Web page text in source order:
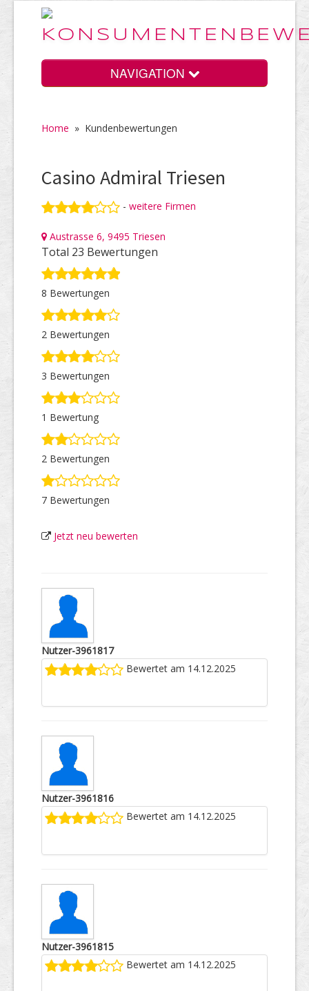
NAVIGATION
Home
Vorteile
Preise
HELP Awards
Top Firmen
Über uns
Home » Kundenbewertungen
Casino Admiral Triesen
- weitere Firmen
Austrasse 6, 9495 Triesen
Total 23 Bewertungen
8 Bewertungen
2 Bewertungen
3 Bewertungen
1 Bewertung
2 Bewertungen
7 Bewertungen
Jetzt neu bewerten
Nutzer-3961817
Bewertet am 14.12.2025
Nutzer-3961816
Bewertet am 14.12.2025
Nutzer-3961815
Bewertet am 14.12.2025